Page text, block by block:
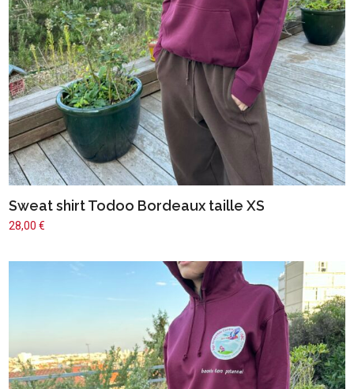
Sweat shirt Todoo Bordeaux taille XS
28,00€